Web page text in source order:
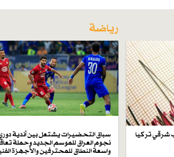
شرقي تركيا
رياضة
سباق التحضيرات يشتعل بين أندية
نجوم العراق للموسم الجديد وحملة
واسعة النطاق للمحترفين والأجهزة